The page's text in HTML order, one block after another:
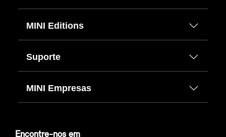
MINI Editions
Suporte
MINI Empresas
Encontre-nos em